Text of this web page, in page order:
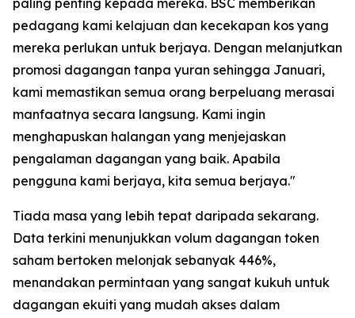
paling penting kepada mereka. BSC memberikan
pedagang kami kelajuan dan kecekapan kos yang
mereka perlukan untuk berjaya. Dengan melanjutkan
promosi dagangan tanpa yuran sehingga Januari,
kami memastikan semua orang berpeluang merasai
manfaatnya secara langsung. Kami ingin
menghapuskan halangan yang menjejaskan
pengalaman dagangan yang baik. Apabila
pengguna kami berjaya, kita semua berjaya."
Tiada masa yang lebih tepat daripada sekarang.
Data terkini menunjukkan volum dagangan token
saham bertoken melonjak sebanyak 446%,
menandakan permintaan yang sangat kukuh untuk
dagangan ekuiti yang mudah akses dalam